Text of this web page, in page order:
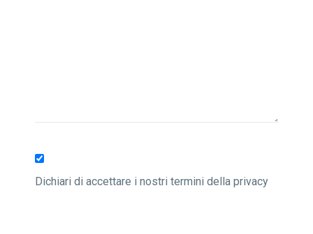
Dichiari di accettare i nostri termini della privacy